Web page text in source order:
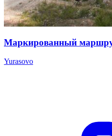
Маркированный
Yurasovo